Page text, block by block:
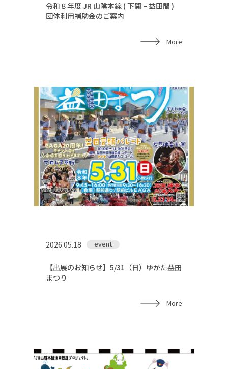
令和８年度 JR 山陰本線 ( 下関 – 益田間 )
団体利用補助金のご案内
More
2026.05.18 event
【出展のお知らせ】5/31（日）ゆかた益田
まつり
More